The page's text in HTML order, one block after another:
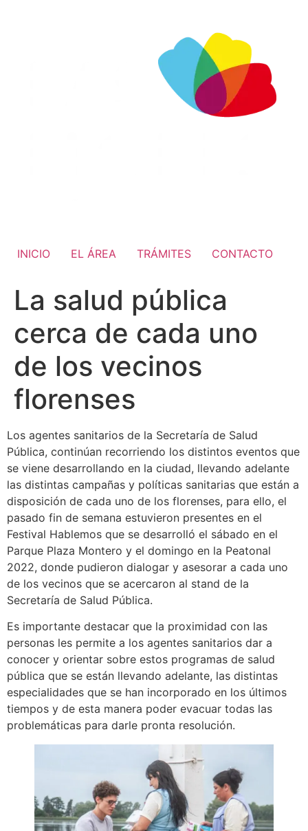
INICIO EL ÁREA TRÁMITES CONTACTO
La salud pública
cerca de cada uno
de los vecinos
florenses
Los agentes sanitarios de la Secretaría de Salud
Pública, continúan recorriendo los distintos eventos que
se viene desarrollando en la ciudad, llevando adelante
las distintas campañas y políticas sanitarias que están a
disposición de cada uno de los florenses, para ello, el
pasado fin de semana estuvieron presentes en el
Festival Hablemos que se desarrolló el sábado en el
Parque Plaza Montero y el domingo en la Peatonal
2022, donde pudieron dialogar y asesorar a cada uno
de los vecinos que se acercaron al stand de la
Secretaría de Salud Pública.
Es importante destacar que la proximidad con las
personas les permite a los agentes sanitarios dar a
conocer y orientar sobre estos programas de salud
pública que se están llevando adelante, las distintas
especialidades que se han incorporado en los últimos
tiempos y de esta manera poder evacuar todas las
problemáticas para darle pronta resolución.